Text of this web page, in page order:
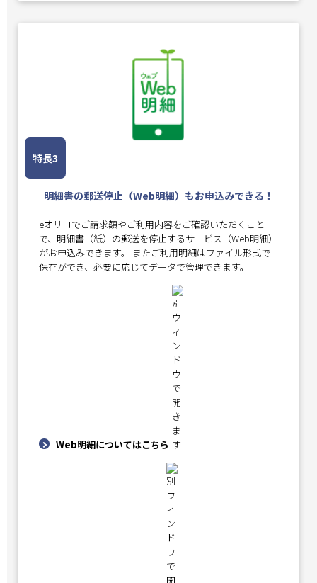
特長3
明細書の郵送停止（Web明細）もお申込みできる！
eオリコでご請求額やご利用内容をご確認いただくこと
で、明細書（紙）の郵送を停止するサービス（Web明細）
がお申込みできます。 またご利用明細はファイル形式で
保存ができ、必要に応じてデータで管理できます。
Web明細についてはこちら